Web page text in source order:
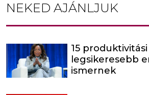
NEKED AJÁNLJUK
15
legsikeresebb
ismernek